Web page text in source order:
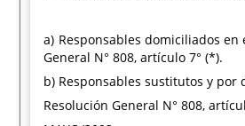
a) Responsables domiciliados en
General N° 808, artículo 7° (*).
b) Responsables sustitutos y por
Resolución General N° 808,